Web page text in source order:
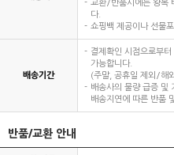
교환/반품시에는 왕복
다.
쇼핑백 제공이나 선물
배송기간
결제확인 시점으로부
가능합니다.
(주말, 공휴일 제외/해
배송사의 물량 급증 및
배송지연에 따른 반품
반품/교환 안내